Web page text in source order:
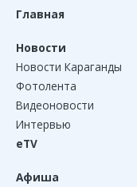
Главная
Новости
Новости Караганды
Фотолента
Видеоновости
Интервью
eTV
Афиша